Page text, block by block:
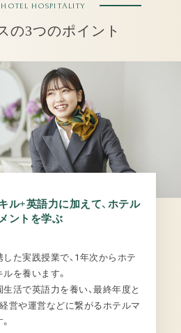
HOSPITALITY
の3つのポイント
ル+英語力に加えて、ホテル
ントを学ぶ
た実践授業で、1年次からホテ
を養います。
活で英語力を養い、最終年度と
営や運営などに繋がるホテルマ